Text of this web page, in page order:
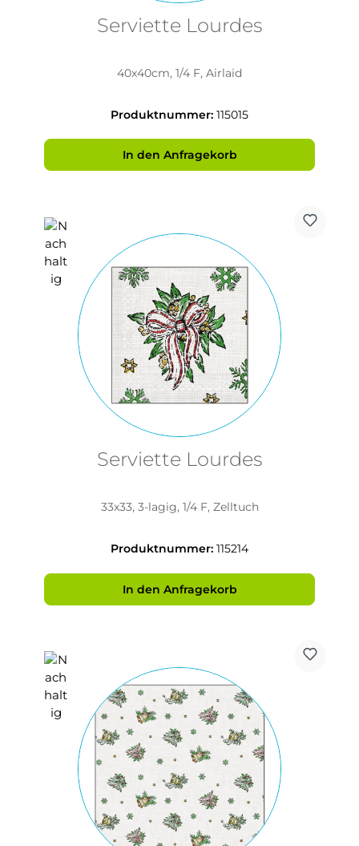
Serviette Lourdes
40x40cm, 1/4 F, Airlaid
Produktnummer: 115015
In den Anfragekorb
Serviette Lourdes
33x33, 3-lagig, 1/4 F, Zelltuch
Produktnummer: 115214
In den Anfragekorb